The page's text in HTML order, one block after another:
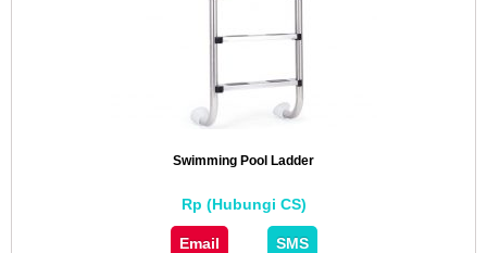
Swimming Pool Ladder
Rp (Hubungi CS)
Email SMS